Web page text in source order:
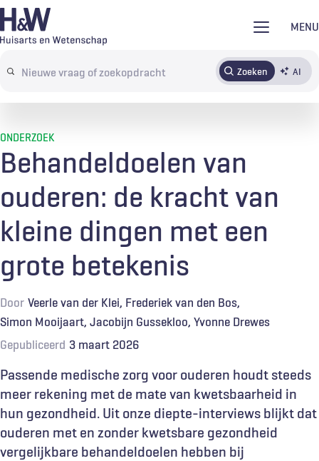
Overslaan
en
de
MENU
Search
terms
Zoeken AI
AbonnerenTijdschrift Inloggen
ONDERZOEK
Behandeldoelen van
ouderen: de kracht van
kleine dingen met een
grote betekenis
Door Veerle van der Klei Frederiek van den Bos
Simon Mooijaart Jacobijn Gussekloo Yvonne Drewes
Gepubliceerd 3 maart 2026
Passende medische zorg voor ouderen houdt steeds
meer rekening met de mate van kwetsbaarheid in
hun gezondheid. Uit onze diepte-interviews blijkt dat
ouderen met en zonder kwetsbare gezondheid
vergelijkbare behandeldoelen hebben bij